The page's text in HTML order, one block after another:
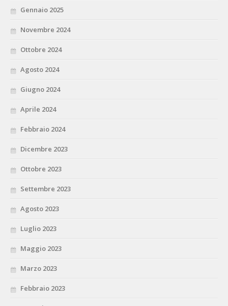
Gennaio 2025
Novembre 2024
Ottobre 2024
Agosto 2024
Giugno 2024
Aprile 2024
Febbraio 2024
Dicembre 2023
Ottobre 2023
Settembre 2023
Agosto 2023
Luglio 2023
Maggio 2023
Marzo 2023
Febbraio 2023